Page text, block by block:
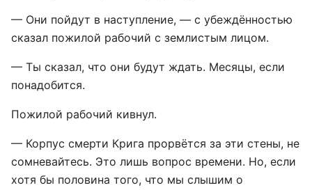
— Они пойдут в наступление, — с убеждённостью
сказал пожилой рабочий с землистым лицом.
— Ты сказал, что они будут ждать. Месяцы, если
понадобится.
Пожилой рабочий кивнул.
— Корпус смерти Крига прорвётся за эти стены, не
сомневайтесь. Это лишь вопрос времени. Но, если
хотя бы половина того, что мы слышим о